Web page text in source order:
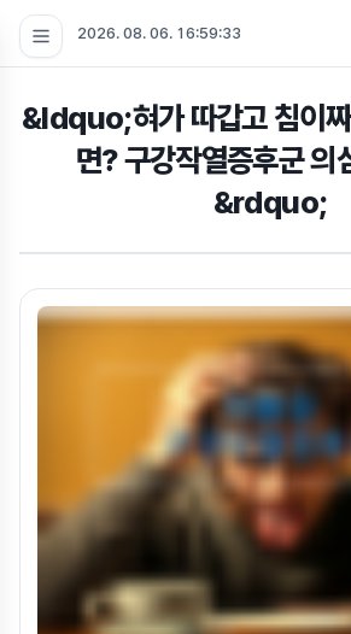
2026. 08. 06. 16:59:34
&ldquo;혀가 따갑고 침이
면? 구강작열증후군 의
&rdquo;